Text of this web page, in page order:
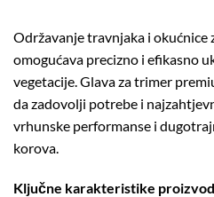
Održavanje travnjaka i okućnice
omogućava precizno i efikasno
vegetacije.Glava za trimer
da zadovolji potrebe i
vrhunske performanse i
korova.
Ključne karakteristike